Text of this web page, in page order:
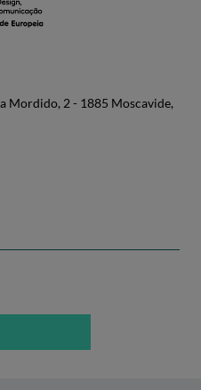
Mordido, 2 - 1885 Moscavide,